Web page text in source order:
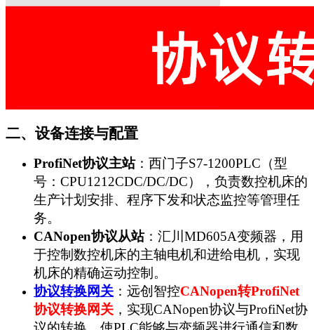
二、设备连接与配置
ProfiNet协议主站：西门子S7-1200PLC（型
号：CPU1212CDC/DC/DC），负责数控机床的
生产计划安排、程序下发和状态监控等管理任
务。
CANopen协议从站：汇川MD605A变频器，用
于控制数控机床的主轴电机和进给电机，实现
机床的精确运动控制。
协议转换网关 ：远创智控CANopen转ProfiNet
协议转换网关 ，实现CANopen协议与ProfiNet协